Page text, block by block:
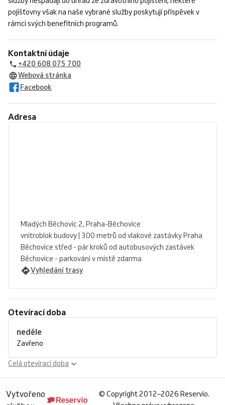
pojišťovny však na naše vybrané služby poskytují příspěvek v
rámci svých benefitních programů.
Kontaktní údaje
+420 608 075 700
Webová stránka
Facebook
Adresa
Mladých Běchovic 2, Praha-Běchovice
vnitroblok budovy | 300 metrů od vlakové zastávky Praha
Běchovice střed - pár kroků od autobusových zastávek
Běchovice - parkování v místě zdarma
Vyhledání trasy
Otevírací doba
neděle
Zavřeno
Celá otevírací doba
Vytvořeno
© Copyright 2012–2026 Reservio.